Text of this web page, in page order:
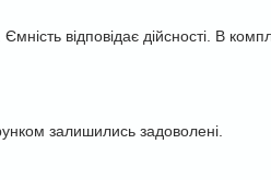
відповідає дійсності. В
залишились задоволені.